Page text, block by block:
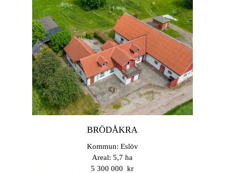
BRÖDÅKRA
Kommun: Eslöv
Areal: 5,7 ha
5 300 000 kr